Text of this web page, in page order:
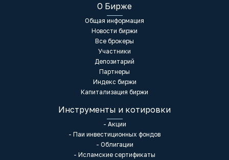
О Бирже
Общая информация
Новости биржи
Все брокеры
Участники
Депозитарий
Партнеры
Индекс биржи
Капитализация биржи
Инструменты и котировки
- Акции
- Паи инвестиционных фондов
- Облигации
- Исламские сертификаты